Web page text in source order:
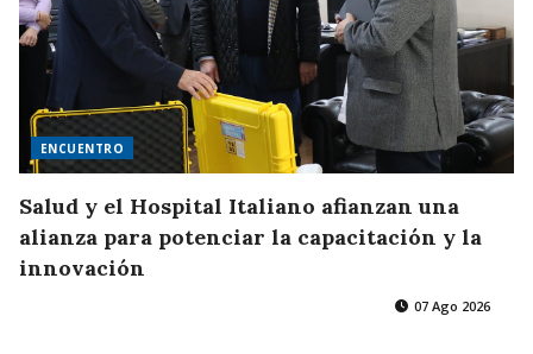
ENCUENTRO
Salud y el Hospital Italiano afianzan una
alianza para potenciar la capacitación y la
innovación
07 Ago 2026